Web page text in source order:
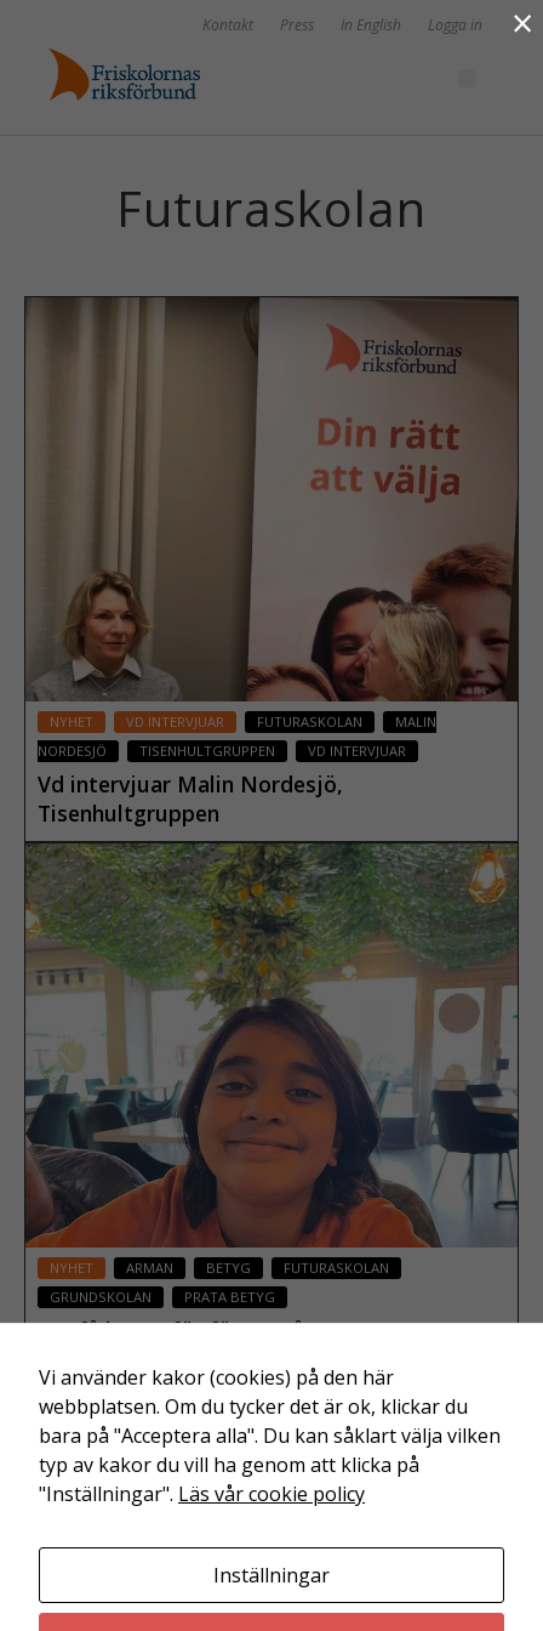
Kontakt Press In English Logga in
Futuraskolan
NYHET VD INTERVJUAR FUTURASKOLAN
MALIN
NORDESJÖ
TISENHULTGRUPPEN VD INTERVJUAR
Vd intervjuar Malin Nordesjö,
Tisenhultgruppen
19 februari 2024
Läs mer
NYHET ARMAN BETYG
FUTURASKOLAN
GRUNDSKOLAN
PRATA BETYG
Att få betyg för första gången
31 maj 2023
Läs mer
Friskolornas riksförbund är en branschorganisation för
utbildning och barnomsorg i enskild regi.
×
Vi använder kakor (cookies) på den här
webbplatsen. Om du tycker det är ok, klickar du
bara på "Acceptera alla". Du kan såklart välja vilken
typ av kakor du vill ha genom att klicka på
"Inställningar". Läs vår cookie policy
Inställningar